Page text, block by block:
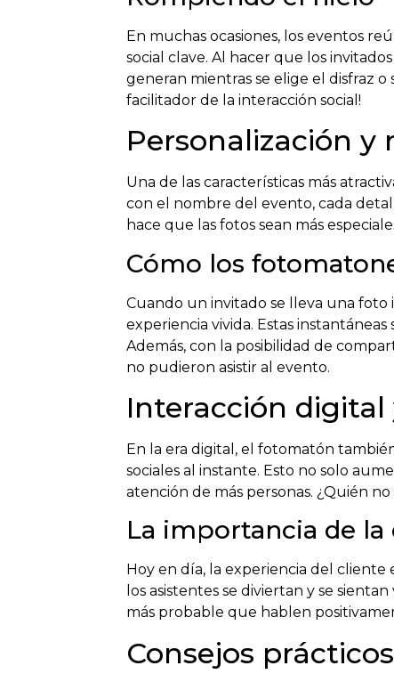
En muchas ocasiones, los eventos
social clave. Al hacer que los
generan mientras se elige el disfraz o
facilitador de la interacción social!
Personalización y
Una de las características más
con el nombre del evento, cada
hace que las fotos sean más
Cómo los
Cuando un invitado se lleva una
experiencia vivida. Estas
Además, con la posibilidad de
no pudieron asistir al evento.
Interacción digital
En la era digital, el fotomatón
sociales al instante. Esto no solo
atención de más personas. ¿Quién
La importancia de
Hoy en día, la experiencia del
los asistentes se diviertan y se
más probable que hablen
Consejos